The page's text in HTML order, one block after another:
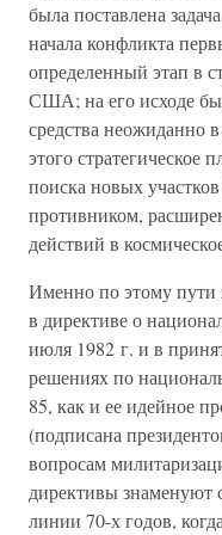
была поставлена
начала конфликта
определенный этап в
США; на его исходе
средства неожиданно
этого
поиска новых
противником,
действий в
Именно по этому пути
в директиве о
июля 1982 г. и в
решениях по
85, как и ее идейное
(подписана
вопросам
директивы знаменуют
линии 70-х годов,